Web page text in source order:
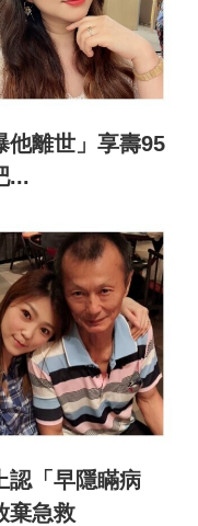
他離世」享壽95
...
認「早隱瞞病
棄急救